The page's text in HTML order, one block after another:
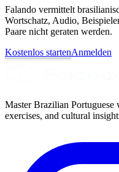
Falando vermittelt
Wortschatz, Audio,
Paare nicht geraten werden.
Kostenlos startenAnmelden
Master Brazilian Portuguese
exercises, and cultural